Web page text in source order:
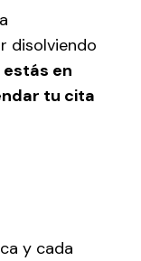
disolviendo
estás en
tu cita
y cada